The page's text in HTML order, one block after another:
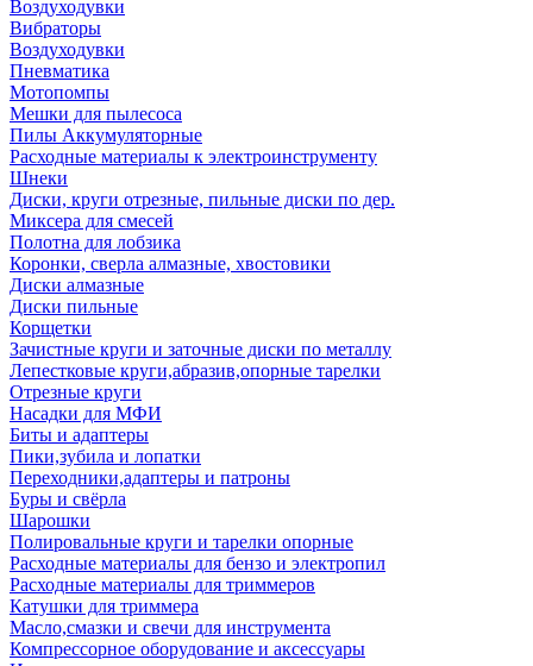
Воздуходувки
Вибраторы
Воздуходувки
Пневматика
Мотопомпы
Мешки для пылесоса
Пилы Аккумуляторные
Расходные материалы к электроинструменту
Шнеки
Диски, круги отрезные, пильные диски по дер.
Миксера для смесей
Полотна для лобзика
Коронки, сверла алмазные, хвостовики
Диски алмазные
Диски пильные
Корщетки
Зачистные круги и заточные диски по металлу
Лепестковые круги,абразив,опорные тарелки
Отрезные круги
Насадки для МФИ
Биты и адаптеры
Пики,зубила и лопатки
Переходники,адаптеры и патроны
Буры и свёрла
Шарошки
Полировальные круги и тарелки опорные
Расходные материалы для бензо и электропил
Расходные материалы для триммеров
Катушки для триммера
Масло,смазки и свечи для инструмента
Компрессорное оборудование и аксессуары